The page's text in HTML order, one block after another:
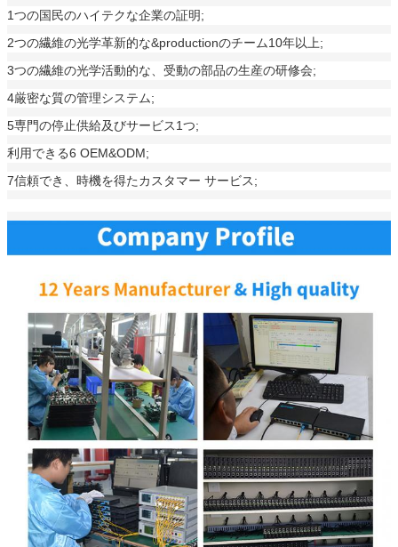
1つの国民のハイテクな企業の証明;
2つの繊維の光学革新的な&productionのチーム10年以上;
3つの繊維の光学活動的な、受動の部品の生産の研修会;
4厳密な質の管理システム;
5専門の停止供給及びサービス1つ;
利用できる6 OEM&ODM;
7信頼でき、時機を得たカスタマー サービス;